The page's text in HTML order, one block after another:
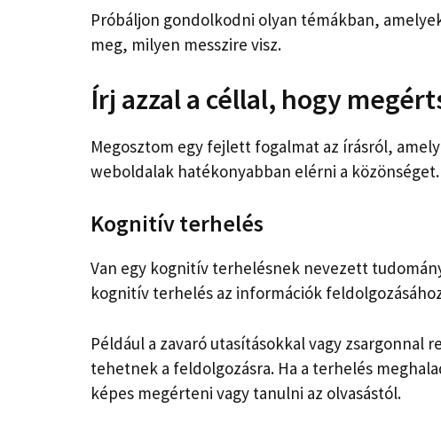
Próbáljon gondolkodni olyan témákban,
meg, milyen messzire visz.
Írj azzal a céllal, hogy
Megosztom egy fejlett fogalmat az írásról,
weboldalak hatékonyabban elérni a közönséget.
Kognitív terhelés
Van egy kognitív terhelésnek nevezett
kognitív terhelés az információk
Például a zavaró utasításokkal vagy
tehetnek a feldolgozásra. Ha a terhelés
képes megérteni vagy tanulni az olvasástól.